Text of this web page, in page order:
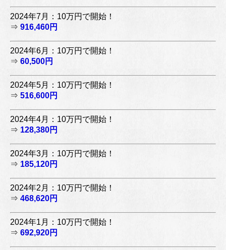
2024年7月：10万円で開始！
⇒ 916,460円
2024年6月：10万円で開始！
⇒ 60,500円
2024年5月：10万円で開始！
⇒ 516,600円
2024年4月：10万円で開始！
⇒ 128,380円
2024年3月：10万円で開始！
⇒ 185,120円
2024年2月：10万円で開始！
⇒ 468,620円
2024年1月：10万円で開始！
⇒ 692,920円